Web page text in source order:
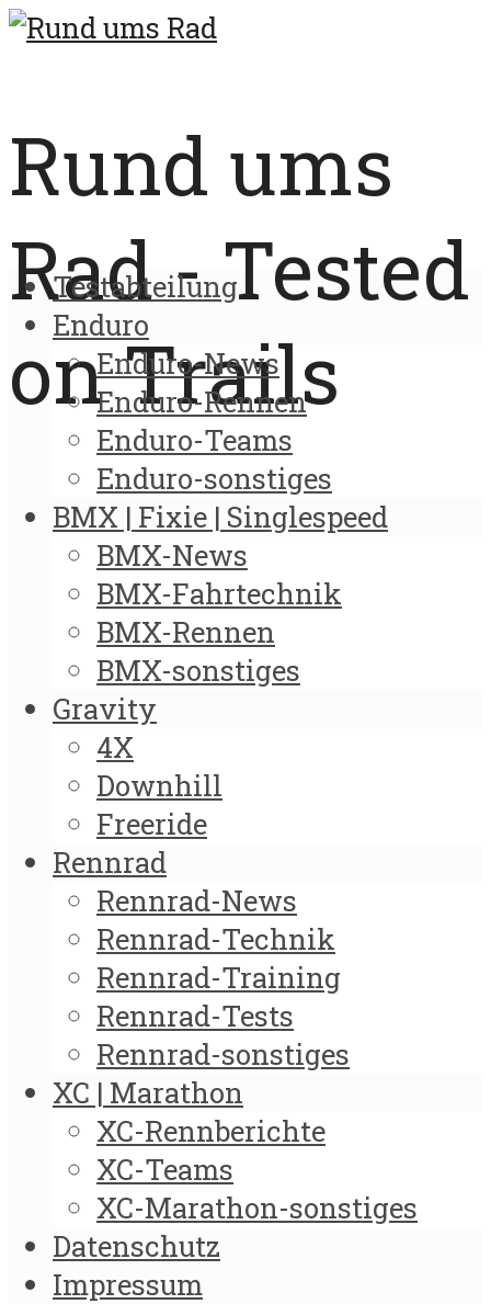
Rund ums
Rad - Tested
on Trails
Testabteilung
Enduro
Enduro-News
Enduro-Rennen
Enduro-Teams
Enduro-sonstiges
BMX | Fixie | Singlespeed
BMX-News
BMX-Fahrtechnik
BMX-Rennen
BMX-sonstiges
Gravity
4X
Downhill
Freeride
Rennrad
Rennrad-News
Rennrad-Technik
Rennrad-Training
Rennrad-Tests
Rennrad-sonstiges
XC | Marathon
XC-Rennberichte
XC-Teams
XC-Marathon-sonstiges
Datenschutz
Impressum